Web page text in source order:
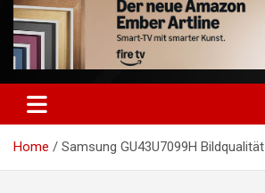
Home Samsung GU43U7099H Bildqualität